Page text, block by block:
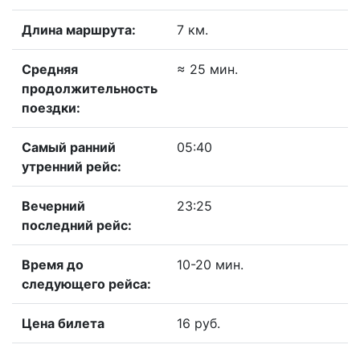
Длина маршрута: 7 км.
Средняя
продолжительность
поездки:
≈ 25 мин.
Самый ранний
утренний рейс:
05:40
Вечерний
последний рейс:
23:25
Время до
следующего рейса:
10-20 мин.
Цена билета 16 руб.